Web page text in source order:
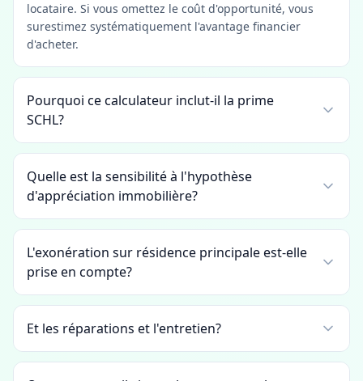
locataire. Si vous omettez le coût d'opportunité, vous
surestimez systématiquement l'avantage financier
d'acheter.
Pourquoi ce calculateur inclut-il la prime
SCHL?
Quelle est la sensibilité à l'hypothèse
d'appréciation immobilière?
L'exonération sur résidence principale est-elle
prise en compte?
Et les réparations et l'entretien?